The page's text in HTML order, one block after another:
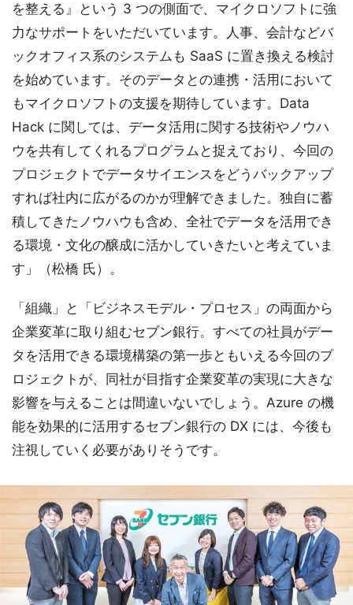
を整える』という 3 つの側面で、マイクロソフトに強
力なサポートをいただいています。人事、会計などバ
ックオフィス系のシステムも SaaS に置き換える検討
を始めています。そのデータとの連携・活用において
もマイクロソフトの支援を期待しています。Data
Hack に関しては、データ活用に関する技術やノウハ
ウを共有してくれるプログラムと捉えており、今回の
プロジェクトでデータサイエンスをどうバックアップ
すれば社内に広がるのかが理解できました。独自に蓄
積してきたノウハウも含め、全社でデータを活用でき
る環境・文化の醸成に活かしていきたいと考えていま
す」（松橋 氏）。
「組織」と「ビジネスモデル・プロセス」の両面から
企業変革に取り組むセブン銀行。すべての社員がデー
タを活用できる環境構築の第一歩ともいえる今回のプ
ロジェクトが、同社が目指す企業変革の実現に大きな
影響を与えることは間違いないでしょう。Azure の機
能を効果的に活用するセブン銀行の DX には、今後も
注視していく必要がありそうです。